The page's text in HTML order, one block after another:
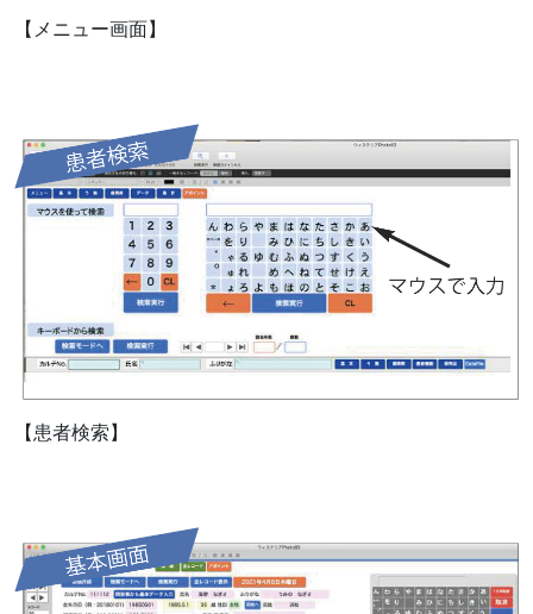
【メニュー画面】
【患者検索】